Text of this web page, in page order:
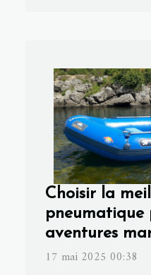
Choisir la
pneumatique
aventures
17 mai 2025 00:38